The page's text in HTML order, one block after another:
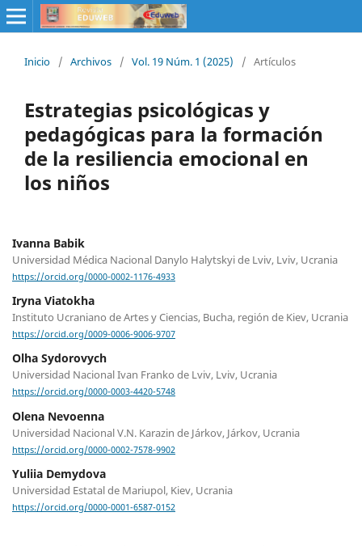
Inicio / Archivos / Vol. 19 Núm. 1 (2025) / Artículos
Estrategias psicológicas y
pedagógicas para la formación
de la resiliencia emocional en
los niños
Ivanna Babik
Universidad Médica Nacional Danylo Halytskyi de Lviv, Lviv, Ucrania
https://orcid.org/0000-0002-1176-4933
Iryna Viatokha
Instituto Ucraniano de Artes y Ciencias, Bucha, región de Kiev, Ucrania
https://orcid.org/0009-0006-9006-9707
Olha Sydorovych
Universidad Nacional Ivan Franko de Lviv, Lviv, Ucrania
https://orcid.org/0000-0003-4420-5748
Olena Nevoenna
Universidad Nacional V.N. Karazin de Járkov, Járkov, Ucrania
https://orcid.org/0000-0002-7578-9902
Yuliia Demydova
Universidad Estatal de Mariupol, Kiev, Ucrania
https://orcid.org/0000-0001-6587-0152